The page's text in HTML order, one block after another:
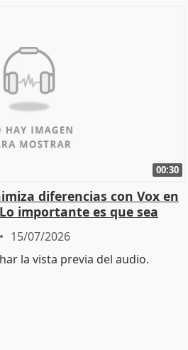
00:30
diferencias con Vox en
importante es que sea
15/07/2026